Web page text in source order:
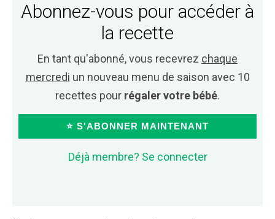
Abonnez-vous pour accéder à
la recette
En tant qu'abonné, vous recevrez chaque
mercredi un nouveau menu de saison avec 10
recettes pour régaler votre bébé.
⭐ S'ABONNER MAINTENANT
Déjà membre? Se connecter